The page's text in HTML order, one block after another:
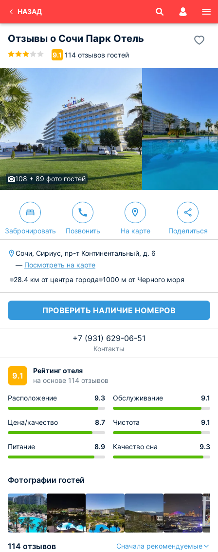
НАЗАД
Отзывы о Сочи Парк Отель
9.1 114 отзывов гостей
108 + 89 фото гостей
Забронировать Позвонить На карте Поделиться
Сочи, Сириус, пр-т Континентальный, д. 6
— Посмотреть на карте
28.4 км от центра города 1000 м от Черного моря
ПРОВЕРИТЬ НАЛИЧИЕ НОМЕРОВ
+7 (931) 629-06-51
Контакты
9.1
Рейтинг отеля
на основе 114 отзывов
Расположение 9.3 Обслуживание 9.1
Цена/качество 8.7 Чистота 9.1
Питание 8.9 Качество сна 9.3
Фотографии гостей
114 отзывов Сначала рекомендуемые